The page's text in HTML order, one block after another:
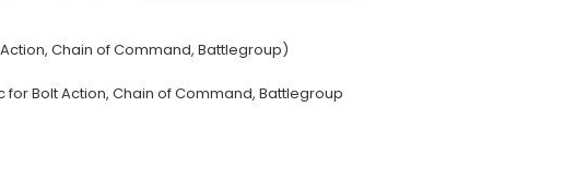
Chain of Command, Battlegroup)
for Bolt Action, Chain of Command, Battlegroup